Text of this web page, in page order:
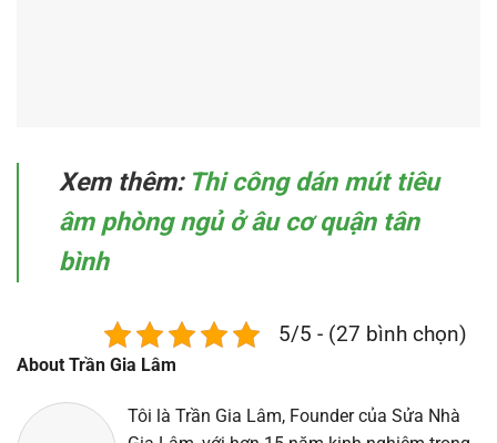
Xem thêm: Thi công dán mút tiêu
âm phòng ngủ ở âu cơ quận tân
bình
5/5 - (27 bình chọn)
About Trần Gia Lâm
Tôi là Trần Gia Lâm, Founder của Sửa Nhà